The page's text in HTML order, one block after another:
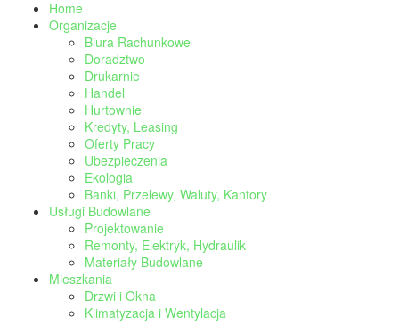
Home
Organizacje
Biura Rachunkowe
Doradztwo
Drukarnie
Handel
Hurtownie
Kredyty, Leasing
Oferty Pracy
Ubezpieczenia
Ekologia
Banki, Przelewy, Waluty, Kantory
Usługi Budowlane
Projektowanie
Remonty, Elektryk, Hydraulik
Materiały Budowlane
Mieszkania
Drzwi i Okna
Klimatyzacja i Wentylacja